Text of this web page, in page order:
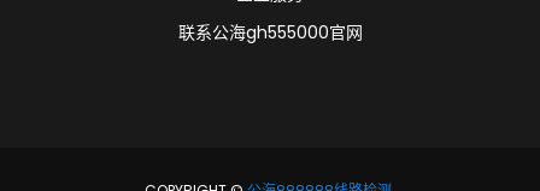
联系公海gh555000官网